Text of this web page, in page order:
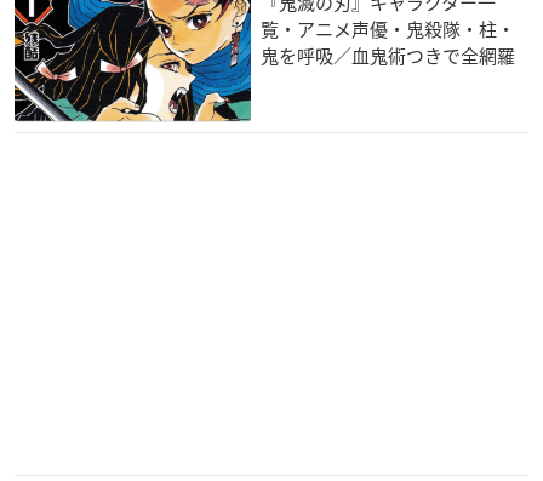
覧・アニメ声優・鬼殺隊・柱・
鬼を呼吸／血鬼術つきで全網羅